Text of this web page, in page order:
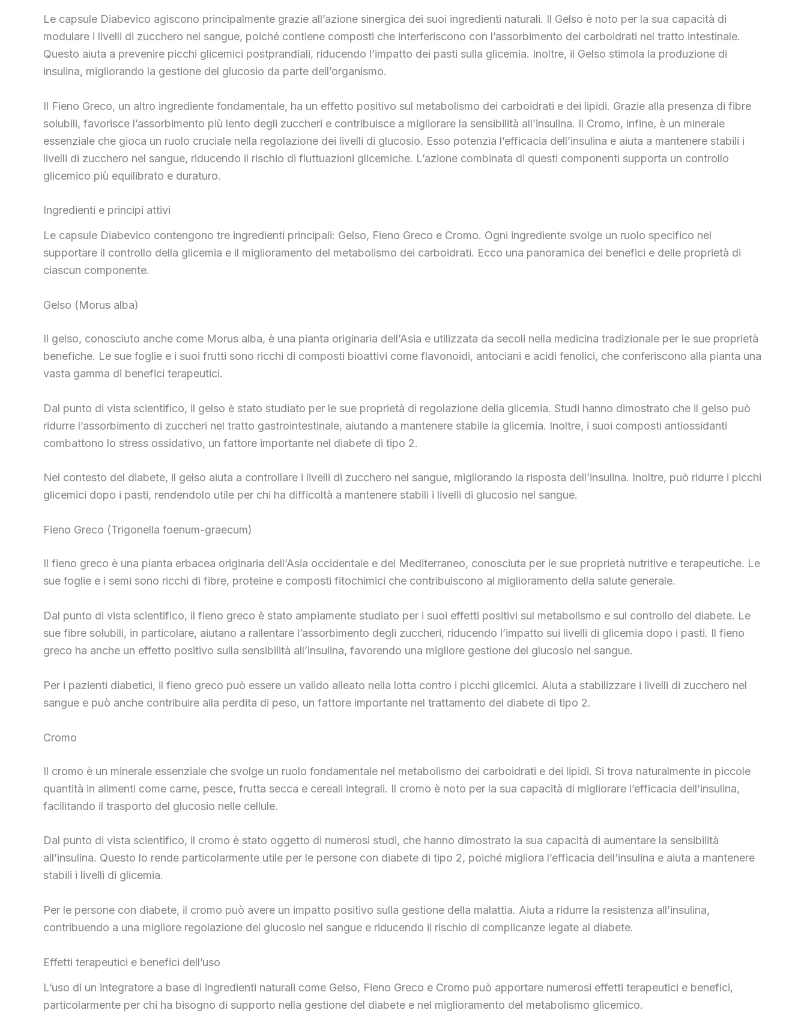
Le capsule Diabevico agiscono principalmente grazie all’azione sinergica dei suoi ingredienti naturali. Il Gelso è noto per la sua capacità di
modulare i livelli di zucchero nel sangue, poiché contiene composti che interferiscono con l’assorbimento dei carboidrati nel tratto intestinale.
Questo aiuta a prevenire picchi glicemici postprandiali, riducendo l’impatto dei pasti sulla glicemia. Inoltre, il Gelso stimola la produzione di
insulina, migliorando la gestione del glucosio da parte dell’organismo.
Il Fieno Greco, un altro ingrediente fondamentale, ha un effetto positivo sul metabolismo dei carboidrati e dei lipidi. Grazie alla presenza di fibre
solubili, favorisce l’assorbimento più lento degli zuccheri e contribuisce a migliorare la sensibilità all’insulina. Il Cromo, infine, è un minerale
essenziale che gioca un ruolo cruciale nella regolazione dei livelli di glucosio. Esso potenzia l’efficacia dell’insulina e aiuta a mantenere stabili i
livelli di zucchero nel sangue, riducendo il rischio di fluttuazioni glicemiche. L’azione combinata di questi componenti supporta un controllo
glicemico più equilibrato e duraturo.
Ingredienti e principi attivi
Le capsule Diabevico contengono tre ingredienti principali: Gelso, Fieno Greco e Cromo. Ogni ingrediente svolge un ruolo specifico nel
supportare il controllo della glicemia e il miglioramento del metabolismo dei carboidrati. Ecco una panoramica dei benefici e delle proprietà di
ciascun componente.
Gelso (Morus alba)
Il gelso, conosciuto anche come Morus alba, è una pianta originaria dell’Asia e utilizzata da secoli nella medicina tradizionale per le sue proprietà
benefiche. Le sue foglie e i suoi frutti sono ricchi di composti bioattivi come flavonoidi, antociani e acidi fenolici, che conferiscono alla pianta una
vasta gamma di benefici terapeutici.
Dal punto di vista scientifico, il gelso è stato studiato per le sue proprietà di regolazione della glicemia. Studi hanno dimostrato che il gelso può
ridurre l’assorbimento di zuccheri nel tratto gastrointestinale, aiutando a mantenere stabile la glicemia. Inoltre, i suoi composti antiossidanti
combattono lo stress ossidativo, un fattore importante nel diabete di tipo 2.
Nel contesto del diabete, il gelso aiuta a controllare i livelli di zucchero nel sangue, migliorando la risposta dell’insulina. Inoltre, può ridurre i picchi
glicemici dopo i pasti, rendendolo utile per chi ha difficoltà a mantenere stabili i livelli di glucosio nel sangue.
Fieno Greco (Trigonella foenum-graecum)
Il fieno greco è una pianta erbacea originaria dell’Asia occidentale e del Mediterraneo, conosciuta per le sue proprietà nutritive e terapeutiche. Le
sue foglie e i semi sono ricchi di fibre, proteine e composti fitochimici che contribuiscono al miglioramento della salute generale.
Dal punto di vista scientifico, il fieno greco è stato ampiamente studiato per i suoi effetti positivi sul metabolismo e sul controllo del diabete. Le
sue fibre solubili, in particolare, aiutano a rallentare l’assorbimento degli zuccheri, riducendo l’impatto sui livelli di glicemia dopo i pasti. Il fieno
greco ha anche un effetto positivo sulla sensibilità all’insulina, favorendo una migliore gestione del glucosio nel sangue.
Per i pazienti diabetici, il fieno greco può essere un valido alleato nella lotta contro i picchi glicemici. Aiuta a stabilizzare i livelli di zucchero nel
sangue e può anche contribuire alla perdita di peso, un fattore importante nel trattamento del diabete di tipo 2.
Cromo
Il cromo è un minerale essenziale che svolge un ruolo fondamentale nel metabolismo dei carboidrati e dei lipidi. Si trova naturalmente in piccole
quantità in alimenti come carne, pesce, frutta secca e cereali integrali. Il cromo è noto per la sua capacità di migliorare l’efficacia dell’insulina,
facilitando il trasporto del glucosio nelle cellule.
Dal punto di vista scientifico, il cromo è stato oggetto di numerosi studi, che hanno dimostrato la sua capacità di aumentare la sensibilità
all’insulina. Questo lo rende particolarmente utile per le persone con diabete di tipo 2, poiché migliora l’efficacia dell’insulina e aiuta a mantenere
stabili i livelli di glicemia.
Per le persone con diabete, il cromo può avere un impatto positivo sulla gestione della malattia. Aiuta a ridurre la resistenza all’insulina,
contribuendo a una migliore regolazione del glucosio nel sangue e riducendo il rischio di complicanze legate al diabete.
Effetti terapeutici e benefici dell’uso
L’uso di un integratore a base di ingredienti naturali come Gelso, Fieno Greco e Cromo può apportare numerosi effetti terapeutici e benefici,
particolarmente per chi ha bisogno di supporto nella gestione del diabete e nel miglioramento del metabolismo glicemico.